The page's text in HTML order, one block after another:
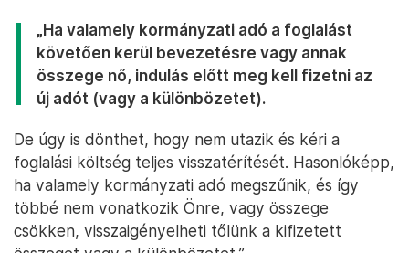
„Ha valamely kormányzati adó a foglalást
követően kerül bevezetésre vagy annak
összege nő, indulás előtt meg kell fizetni az
új adót (vagy a különbözetet).
De úgy is dönthet, hogy nem utazik és kéri a
foglalási költség teljes visszatérítését. Hasonlóképp,
ha valamely kormányzati adó megszűnik, és így
többé nem vonatkozik Önre, vagy összege
csökken, visszaigényelheti tőlünk a kifizetett